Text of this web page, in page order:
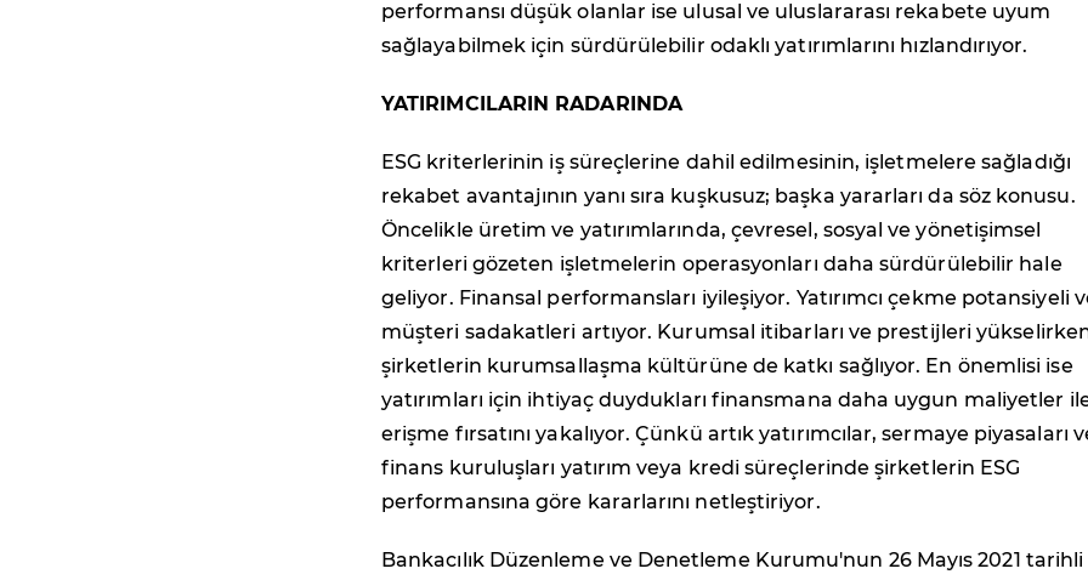
performansı düşük olanlar ise ulusal ve uluslararası rekabete uyum
sağlayabilmek için sürdürülebilir odaklı yatırımlarını hızlandırıyor.
YATIRIMCILARIN RADARINDA
ESG kriterlerinin iş süreçlerine dahil edilmesinin, işletmelere sağladığı
rekabet avantajının yanı sıra kuşkusuz; başka yararları da söz konusu.
Öncelikle üretim ve yatırımlarında, çevresel, sosyal ve yönetişimsel
kriterleri gözeten işletmelerin operasyonları daha sürdürülebilir hale
geliyor. Finansal performansları iyileşiyor. Yatırımcı çekme potansiyeli
müşteri sadakatleri artıyor. Kurumsal itibarları ve prestijleri
şirketlerin kurumsallaşma kültürüne de katkı sağlıyor. En önemlisi ise
yatırımları için ihtiyaç duydukları finansmana daha uygun maliyetler
erişme fırsatını yakalıyor. Çünkü artık yatırımcılar, sermaye piyasaları
finans kuruluşları yatırım veya kredi süreçlerinde şirketlerin ESG
performansına göre kararlarını netleştiriyor.
Bankacılık Düzenleme ve Denetleme Kurumu'nun 26 Mayıs 2021 tarihli